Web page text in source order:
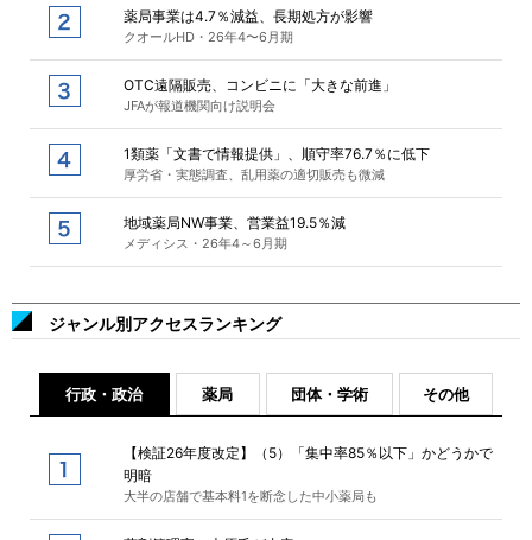
薬局事業は4.7％減益、長期処方が影響
クオールHD・26年4〜6月期
OTC遠隔販売、コンビニに「大きな前進」
JFAが報道機関向け説明会
1類薬「文書で情報提供」、順守率76.7％に低下
厚労省・実態調査、乱用薬の適切販売も微減
地域薬局NW事業、営業益19.5％減
メディシス・26年4～6月期
ジャンル別アクセスランキング
行政・政治 薬局 団体・学術 その他
【検証26年度改定】（5）「集中率85％以下」かどうかで
明暗
大半の店舗で基本料1を断念した中小薬局も